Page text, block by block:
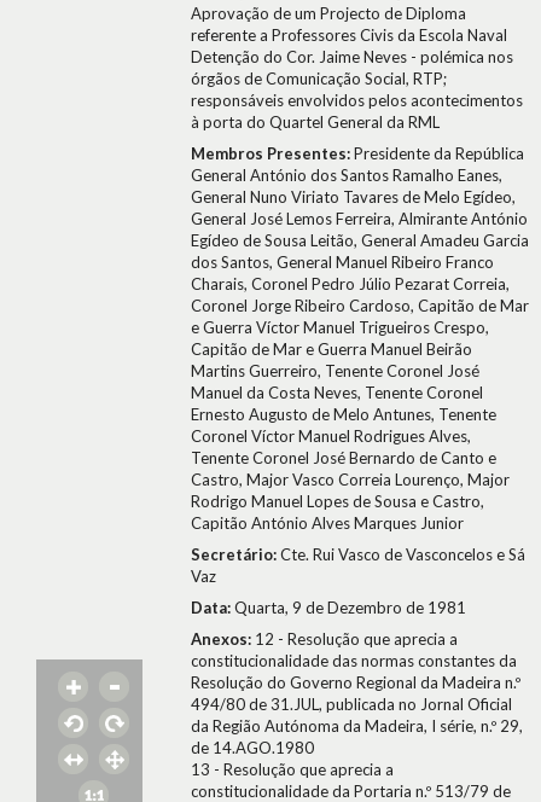
Aprovação de um Projecto de Diploma
referente a Professores Civis da Escola Naval
Detenção do Cor. Jaime Neves - polémica nos
órgãos de Comunicação Social, RTP;
responsáveis envolvidos pelos acontecimentos
à porta do Quartel General da RML
Membros Presentes:Presidente da República
General António dos Santos Ramalho Eanes,
General Nuno Viriato Tavares de Melo Egídeo,
General José Lemos Ferreira, Almirante António
Egídeo de Sousa Leitão, General Amadeu Garcia
dos Santos, General Manuel Ribeiro Franco
Charais, Coronel Pedro Júlio Pezarat Correia,
Coronel Jorge Ribeiro Cardoso, Capitão de Mar
e Guerra Víctor Manuel Trigueiros Crespo,
Capitão de Mar e Guerra Manuel Beirão
Martins Guerreiro, Tenente Coronel José
Manuel da Costa Neves, Tenente Coronel
Ernesto Augusto de Melo Antunes, Tenente
Coronel Víctor Manuel Rodrigues Alves,
Tenente Coronel José Bernardo de Canto e
Castro, Major Vasco Correia Lourenço, Major
Rodrigo Manuel Lopes de Sousa e Castro,
Capitão António Alves Marques Junior
Secretário:Cte. Rui Vasco de Vasconcelos e Sá
Vaz
Data:Quarta, 9 de Dezembro de 1981
Anexos: 12 - Resolução que aprecia a
constitucionalidade das normas constantes da
Resolução do Governo Regional da Madeira n.º
494/80 de 31.JUL, publicada no Jornal Oficial
da Região Autónoma da Madeira, I série, n.º 29,
de 14.AGO.1980
13 - Resolução que aprecia a
constitucionalidade da Portaria n.º 513/79 de